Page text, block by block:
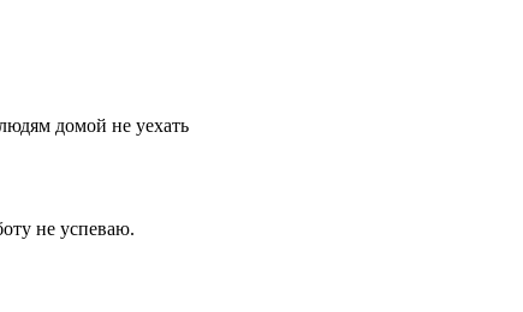
домой не уехать
не успеваю.